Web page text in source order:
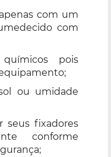
com um
com
pois
ou umidade
seus fixadores
conforme